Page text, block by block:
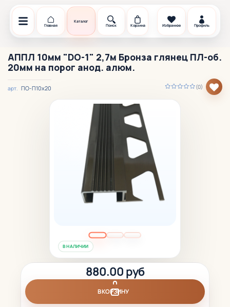
Главная
Каталог
Поиск
Корзина Избранное Профиль
АППЛ 10мм "DO-1" 2,7м Бронза глянец ПЛ-об.
20мм на порог анод. алюм.
(0)
арт. ПО-П10х20
В НАЛИЧИИ
880.00 руб
В КОРЗИНУ